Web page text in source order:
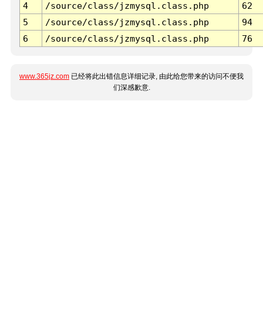
4
/source/class/jzmysql.class.php
62
5
/source/class/jzmysql.class.php
94
6
/source/class/jzmysql.class.php 76
www.365jz.com 已经将此出错信息详细记录, 由此给您带来的访问不便我
们深感歉意.